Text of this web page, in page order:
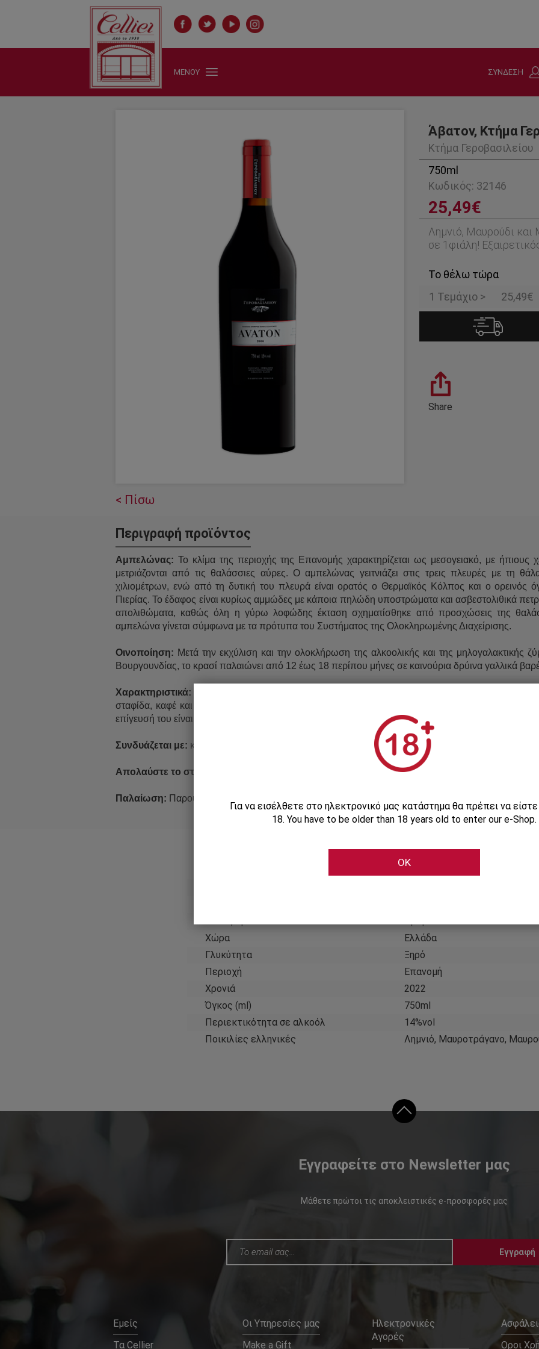
ΜΕΝΟΥ ΣΥΝΔΕΣΗ
Άβατον, Κτήμα
Κτήμα Γεροβασιλείου
750ml
Κωδικός: 32146
25,49€
Λημνιό, Μαυρούδι και
σε 1φιάλη!
Το θέλω τώρα
1 Τεμάχιο >
25,49€
Share
< Πίσω
Περιγραφή προϊόντος
Αμπελώνας: Το κλίμα της περιοχής της Επανομής χαρακτηρίζεται ως μεσογειακό, με ήπιους
μετριάζονται από τις θαλάσσιες αύρες. Ο αμπελώνας γειτνιάζει στις τρεις πλευρές με τη
χιλιομέτρων, ενώ από τη δυτική του πλευρά είναι ορατός ο Θερμαϊκός Κόλπος και ο ορεινός
Πιερίας. Το έδαφος είναι κυρίως αμμώδες με κάποια πηλώδη υποστρώματα και ασβεστολιθικά
απολιθώματα, καθώς όλη η γύρω λοφώδης έκταση σχηματίσθηκε από προσχώσεις της
αμπελώνα γίνεται σύμφωνα με τα πρότυπα του Συστήματος της Ολοκληρωμένης Διαχείρισης.
Οινοποίηση: Μετά την εκχύλιση και την ολοκλήρωση της αλκοολικής και της μηλογαλακτικής
Βουργουνδίας, το κρασί παλαιώνει από 12 έως 18 περίπου μήνες σε καινούρια δρύινα γαλλικά
Χαρακτηριστικά:
σταφίδα, καφέ και κακάο.Στο στόμα, ευγενικές τανίνες υποστηρίζονται από άφθονο φρούτο
επίγευσή του είναι διαρκής με επανάληψη των μπαχαρικών.
Συνδυάζεται με: κόκκινα κρέατα κατσαρόλας με πικάντικες σάλτσες, τριχωτό κυνήγι.
Απολαύστε το στους:
Παλαίωση: Παρουσιάζει μεγάλη δυνατότητα παλαίωσης 15-20 χρόνια.
Χαρακτηριστικά Πληροφορίες
Χώρα
Ελλάδα
Γλυκύτητα
Ξηρό
Περιοχή
Επανομή
Χρονιά
2022
Όγκος (ml)
750ml
Περιεκτικότητα σε αλκοόλ
14%vol
Ποικιλίες ελληνικές
Λημνιό, Μαυροτράγανο,
Εγγραφείτε στο Newsletter μας
Μάθετε πρώτοι τις αποκλειστικές e-προσφορές μας
Εγγραφή
Εμείς
Τα Cellier
Οι Υπηρεσίες μας
Make a Gift
Ηλεκτρονικές
Αγορές
Οροι
Για να εισέλθετε στο ηλεκτρονικό μας κατάστημα θα πρέπει να
18. You have to be older than 18 years old to enter our e-Shop.
OK